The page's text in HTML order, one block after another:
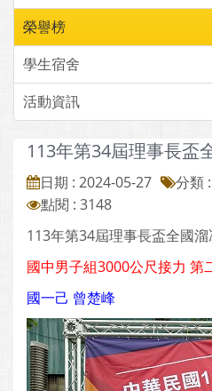
榮譽榜
學生宿舍
活動資訊
113年第34屆理事長盃
日期 : 2024-05-27 分類
點閱 : 3148
113年第34屆理事長盃全國
國中男子組3000公尺接力 第
國一己 曾楚峰